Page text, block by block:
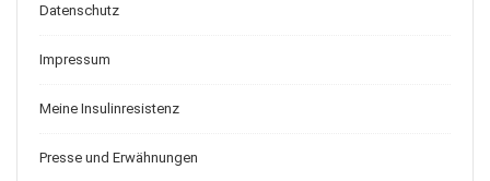
Datenschutz
Impressum
Meine Insulinresistenz
Presse und Erwähnungen